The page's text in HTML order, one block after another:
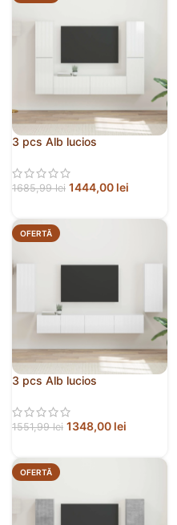
3 pcs Alb lucios
1685,99lei 1444,00 lei
OFERTĂ
3 pcs Alb lucios
1551,99lei 1348,00 lei
OFERTĂ